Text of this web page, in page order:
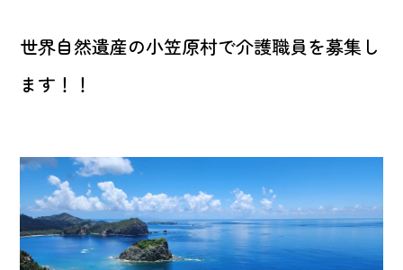
世界自然遺産の小笠原村で介護職員を募集し
ます！！